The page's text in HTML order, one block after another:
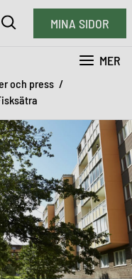
MER
MINA SIDOR
och press